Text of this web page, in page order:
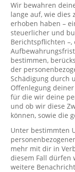
Wir bewahren
lange auf, wie dies
erhoben haben –
steuerlicher und
Berichtspflichten
bestimmen,
der
Schädigung durch
Offenlegung
für die wir deine
und ob wir diese
können, sowie die
Unter bestimmten
mehr mit dir in
diesem Fall dürfen
weitere